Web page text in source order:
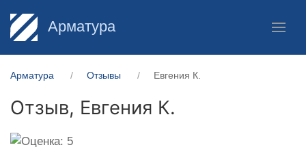
Арматура
Арматура Отзывы Евгения К.
Отзыв, Евгения К.